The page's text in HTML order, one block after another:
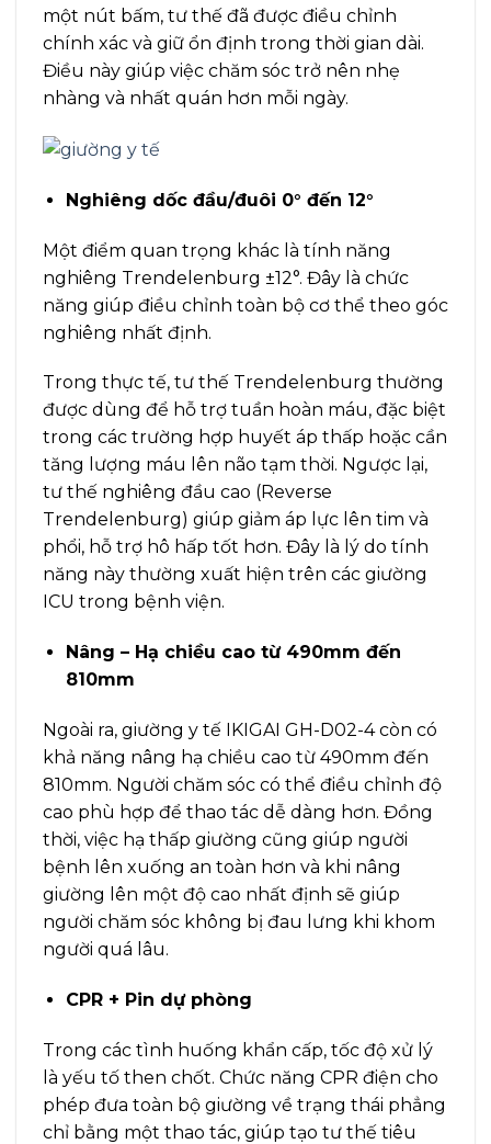
một nút bấm, tư thế đã được điều chỉnh
chính xác và giữ ổn định trong thời gian dài.
Điều này giúp việc chăm sóc trở nên nhẹ
nhàng và nhất quán hơn mỗi ngày.
Nghiêng dốc đầu/đuôi 0° đến 12°
Một điểm quan trọng khác là tính năng
nghiêng Trendelenburg ±12°. Đây là chức
năng giúp điều chỉnh toàn bộ cơ thể theo góc
nghiêng nhất định.
Trong thực tế, tư thế Trendelenburg thường
được dùng để hỗ trợ tuần hoàn máu, đặc biệt
trong các trường hợp huyết áp thấp hoặc cần
tăng lượng máu lên não tạm thời. Ngược lại,
tư thế nghiêng đầu cao (Reverse
Trendelenburg) giúp giảm áp lực lên tim và
phổi, hỗ trợ hô hấp tốt hơn. Đây là lý do tính
năng này thường xuất hiện trên các giường
ICU trong bệnh viện.
Nâng – Hạ chiều cao từ 490mm đến
810mm
Ngoài ra, giường y tế IKIGAI GH-D02-4 còn có
khả năng nâng hạ chiều cao từ 490mm đến
810mm. Người chăm sóc có thể điều chỉnh độ
cao phù hợp để thao tác dễ dàng hơn. Đồng
thời, việc hạ thấp giường cũng giúp người
bệnh lên xuống an toàn hơn và khi nâng
giường lên một độ cao nhất định sẽ giúp
người chăm sóc không bị đau lưng khi khom
người quá lâu.
CPR + Pin dự phòng
Trong các tình huống khẩn cấp, tốc độ xử lý
là yếu tố then chốt. Chức năng CPR điện cho
phép đưa toàn bộ giường về trạng thái phẳng
chỉ bằng một thao tác, giúp tạo tư thế tiêu